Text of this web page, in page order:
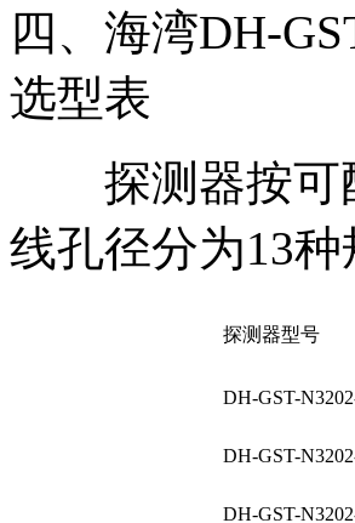
四、海湾DH-
选型表
探测器按可配
线孔径分为13
探测器型号
DH-GST-
DH-GST-
DH-GST-